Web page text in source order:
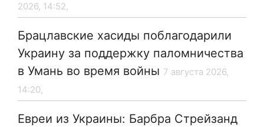
2026, 14:52,
Брацлавские хасиды поблагодарили
Украину за поддержку паломничества
в Умань во время войны 7 августа 2026,
14:20,
Евреи из Украины: Барбра Стрейзанд